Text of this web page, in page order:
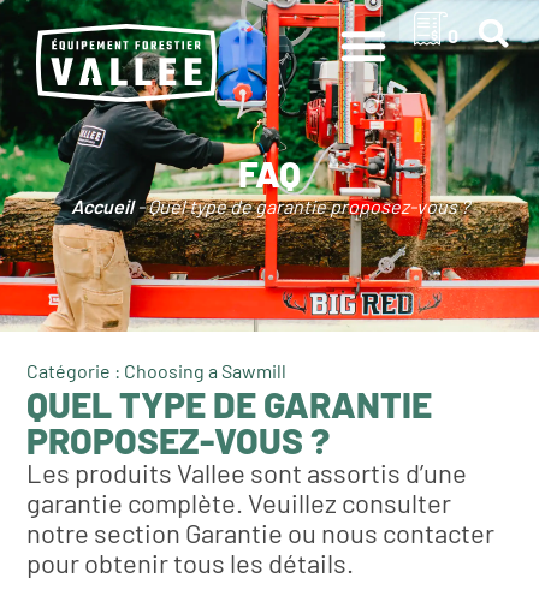
0
FAQ
Accueil-Quel type de garantie proposez-vous ?
Catégorie : Choosing a Sawmill
QUEL TYPE DE GARANTIE
PROPOSEZ-VOUS ?
Les produits Vallee sont assortis d’une
garantie complète. Veuillez consulter
notre section Garantie ou nous contacter
pour obtenir tous les détails.